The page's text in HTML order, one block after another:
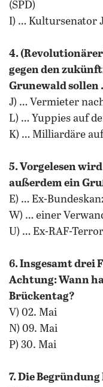
(SPD)
I) … Kultursenator
4.
gegen den
Grunewald sollen
J) … Vermieter
L) … Yuppies auf
K) … Milliardäre
5. Vorgelesen
außerdem ein
E) … Ex-
W) … einer
U) … Ex-RAF-
6. Insgesamt drei
Achtung: Wann
Brückentag?
V) 02. Mai
N) 09. Mai
P) 30. Mai
7. Die